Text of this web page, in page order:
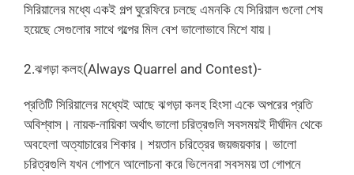
সিরিয়ালের মধ্যে একই গল্প ঘুরেফিরে চলছে এমনকি যে সিরিয়াল গুলো শেষ
হয়েছে সেগুলোর সাথে গল্পের মিল বেশ ভালোভাবে মিশে যায়।
2.ঝগড়া কলহ(Always Quarrel and Contest)-
প্রতিটি সিরিয়ালের মধ্যেই আছে ঝগড়া কলহ হিংসা একে অপরের প্রতি
অবিশ্বাস। নায়ক-নায়িকা অর্থাৎ ভালো চরিত্রগুলি সবসময়ই দীর্ঘদিন থেকে
অবহেলা অত্যাচারের শিকার। শয়তান চরিত্রের জয়জয়কার। ভালো
চরিত্রগুলি যখন গোপনে আলোচনা করে ভিলেনরা সবসময় তা গোপনে